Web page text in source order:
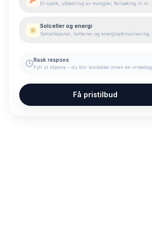
El-sjekk, utbedring av mangler, feilsøking m.m.
Solceller og energi
Solcellepanel, batterier og energioptimalisering
Rask respons
Fyll ut skjema – du blir kontaktet innen én virkedag
Få pristilbud